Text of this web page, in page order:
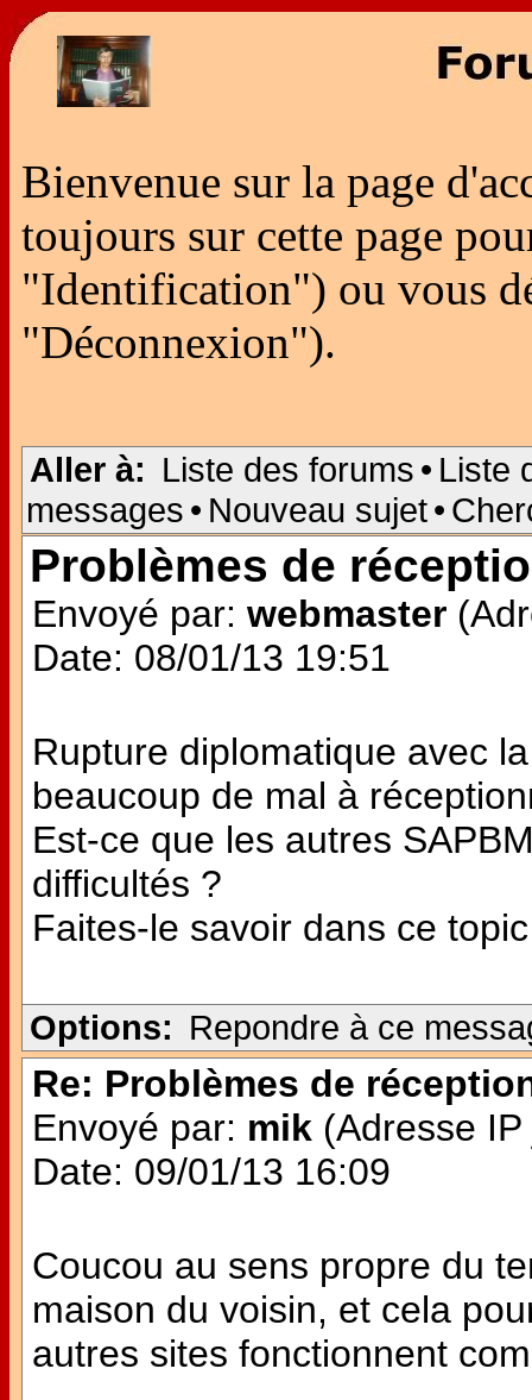
Bienvenue sur la page
toujours sur cette page
"Identification") ou vous
"Déconnexion").
Aller à: Liste des forums • Liste
messages • Nouveau sujet•
Problèmes de
Envoyé par: webmaster
Date: 08/01/13 19:51
Rupture diplomatique avec
beaucoup de mal à
Est-ce que les autres
difficultés ?
Faites-le savoir dans ce
Options: Repondre à ce
Re: Problèmes de
Envoyé par: mik (Adresse
Date: 09/01/13 16:09
Coucou au sens propre du
maison du voisin, et cela
autres sites fonctionnent